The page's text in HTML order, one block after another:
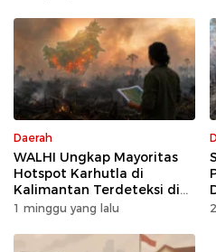
Daerah
WALHI Ungkap Mayoritas
Hotspot Karhutla di
Kalimantan Terdeteksi di
Area Konsesi
1 minggu yang lalu